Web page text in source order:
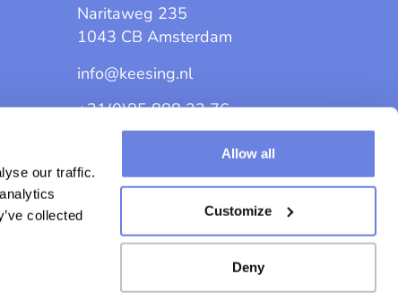
our traffic.
collected
Allow all
Customize
Deny
Naritaweg 235
1043 CB Amsterdam
info@keesing.nl
+31(0)85 888 32 76